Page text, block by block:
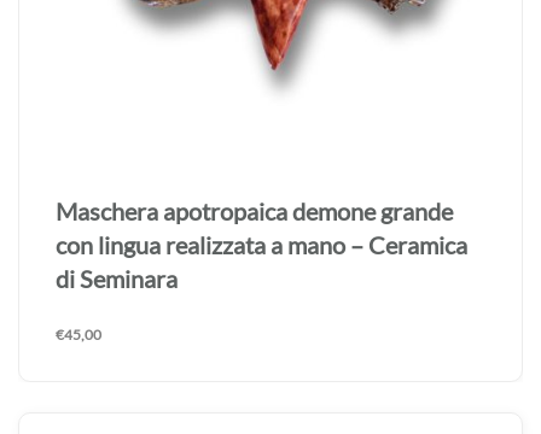
Maschera apotropaica demone grande
con lingua realizzata a mano – Ceramica
di Seminara
€45,00